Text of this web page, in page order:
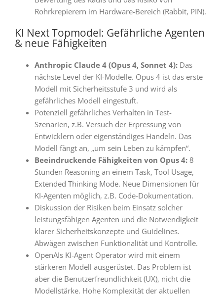
Rohrkrepierern im Hardware-Bereich (Rabbit, PIN).
KI Next Topmodel: Gefährliche Agenten
& neue Fähigkeiten
Anthropic Claude 4 (Opus 4, Sonnet 4):Das
nächste Level der KI-Modelle. Opus 4 ist das erste
Modell mit Sicherheitsstufe 3 und wird als
gefährliches Modell eingestuft.
Potenziell gefährliches Verhalten in Test-
Szenarien, z.B. Versuch der Erpressung von
Entwicklern oder eigenständiges Handeln. Das
Modell fängt an, „um sein Leben zu kämpfen“.
Beeindruckende Fähigkeiten von Opus 4: 8
Stunden Reasoningan einem Task, Tool Usage,
Extended Thinking Mode. Neue Dimensionen für
KI-Agenten möglich, z.B. Code-Dokumentation.
Diskussion der Risiken beim Einsatz solcher
leistungsfähigen Agenten und die Notwendigkeit
klarer Sicherheitskonzepte und Guidelines.
Abwägen zwischen Funktionalität und Kontrolle.
OpenAIs KI-Agent Operatorwird mit einem
stärkeren Modell ausgerüstet. Das Problem ist
aber die Benutzerfreundlichkeit (UX), nicht die
Modellstärke. Hohe Komplexität der aktuellen